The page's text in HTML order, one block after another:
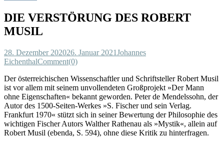
DIE VERSTÖRUNG DES ROBERT
MUSIL
28. Dezember 202026. Januar 2021Johannes
EichenthalComment(0)
Der österreichischen Wissenschaftler und Schriftsteller Robert Musil
ist vor allem mit seinem unvollendeten Großprojekt »Der Mann
ohne Eigenschaften« bekannt geworden. Peter de Mendelssohn, der
Autor des 1500-Seiten-Werkes »S. Fischer und sein Verlag.
Frankfurt 1970« stützt sich in seiner Bewertung der Philosophie des
wichtigen Fischer Autors Walther Rathenau als »Mystik«, allein auf
Robert Musil (ebenda, S. 594), ohne diese Kritik zu hinterfragen.